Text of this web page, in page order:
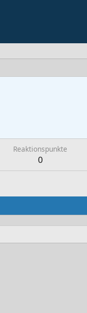
Reaktionspunkte
0